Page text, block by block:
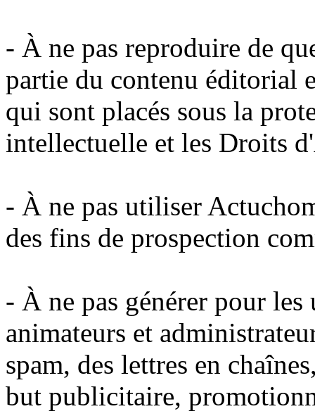
- À ne pas reproduire de
partie du contenu éditorial
qui sont placés sous la
intellectuelle et les Droits
- À ne pas utiliser
des fins de prospection
- À ne pas générer pour
animateurs et
spam, des lettres en
but publicitaire,